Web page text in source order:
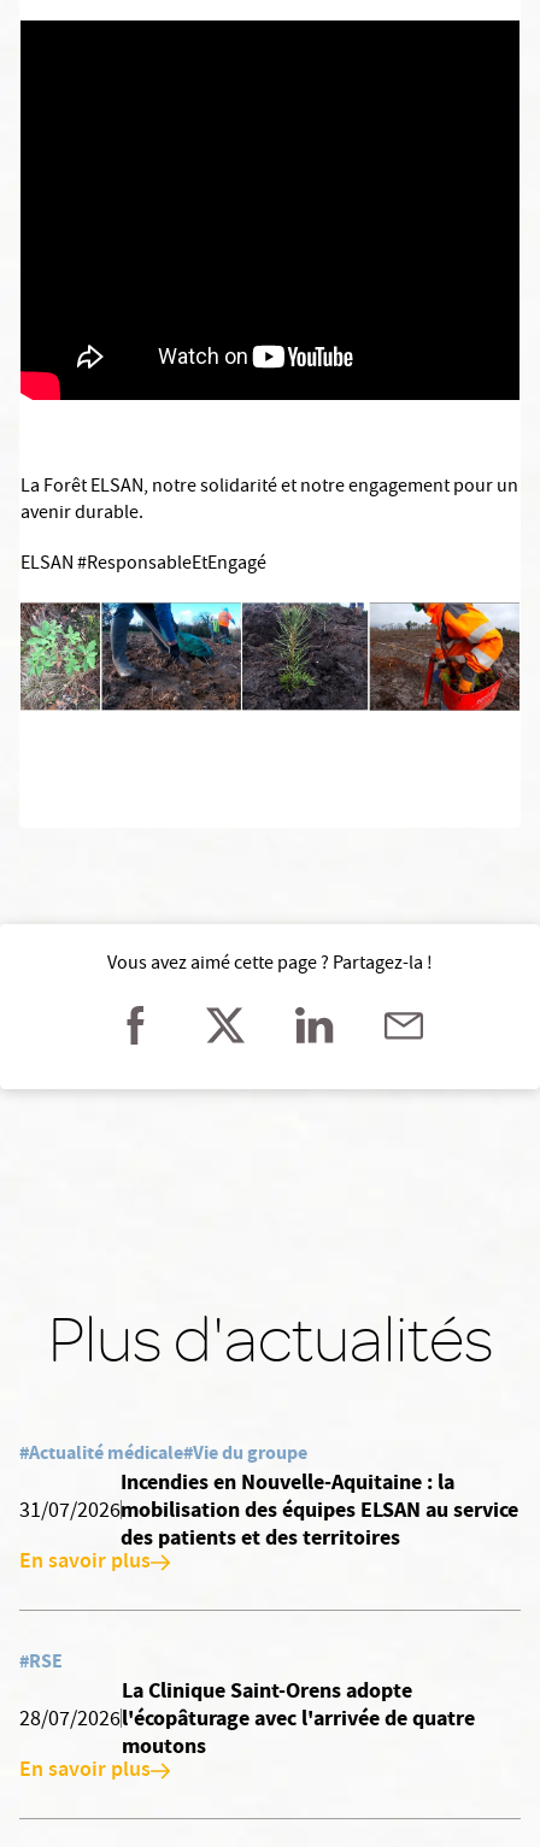
La Forêt ELSAN, notre solidarité et notre engagement pour un
avenir durable.
ELSAN #ResponsableEtEngagé
Vous avez aimé cette page ? Partagez-la !
Plus d'actualités
#Actualité médicale#Vie du groupe
31/07/2026
Incendies en Nouvelle-Aquitaine : la
mobilisation des équipes ELSAN au service
des patients et des territoires
En savoir plus
#RSE
28/07/2026
La Clinique Saint-Orens adopte
l'écopâturage avec l'arrivée de quatre
moutons
En savoir plus